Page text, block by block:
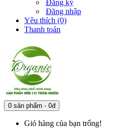
Đăng ký
Đăng nhập
Yêu thích (0)
Thanh toán
0 sản phẩm - 0đ
Giỏ hàng của bạn trống!